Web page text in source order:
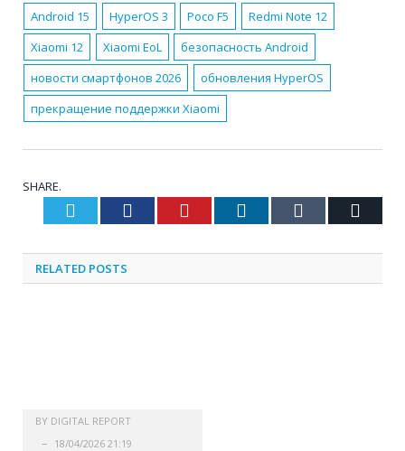
Android 15 HyperOS 3 Poco F5
Redmi Note 12
Xiaomi 12
Xiaomi EoL
безопасность Android
новости смартфонов 2026
обновления HyperOS
прекращение поддержки Xiaomi
SHARE.
Twitter Facebook Pinterest LinkedIn Tumblr
RELATED POSTS
BY DIGITAL REPORT
18/04/2026 21:19